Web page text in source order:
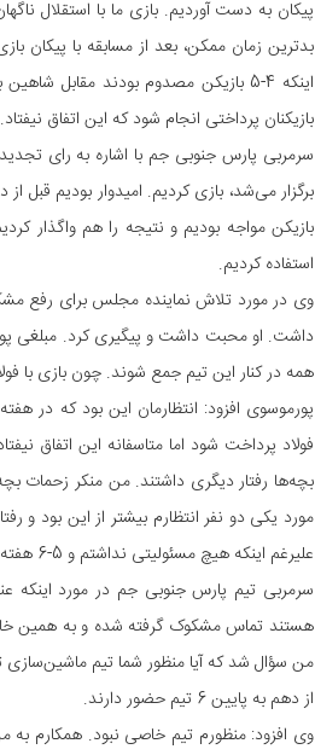
پیکان به دست آوردیم. بازی ما با استقلال
بدترین زمان ممکن، بعد از مسابقه با پیکان
اینکه 4-5 بازیکن مصدوم بودند مقابل
بازیکنان پرداختی انجام شود که این اتفاق نیفتاد.
سرمربی پارس جنوبی جم با اشاره به رای
برگزار می‌شد، بازی کردیم. امیدوار بودیم قبل
استفاده کردیم.
وی در مورد تلاش نماینده مجلس برای رفع
داشت. او محبت داشت و پیگیری کرد. مبلغی پول
همه در کنار این تیم جمع شوند. چون بازی با
پورموسوی افزود: انتظارمان این بود که در
فولاد پرداخت شود اما متاسفانه این اتفاق
بچه‌ها رفتار دیگری داشتند. من منکر زحمات
مورد یکی دو نفر انتظارم بیشتر از این بود و
علیرغم اینکه هیچ مسئولیتی نداشتم و 5-6 هفته آخر آمدم اما وظیفه دارم که از مردم جم و هواداران پارس جنوبی عذرخواهی کنم.
سرمربی تیم پارس جنوبی جم در مورد اینکه
هستند تماس مشکوک گرفته شده و به همین
من سؤال شد که آیا منظور شما تیم
از دهم به پایین 6 تیم حضور دارند.
وی افزود: منظورم تیم خاصی نبود. همکارم به